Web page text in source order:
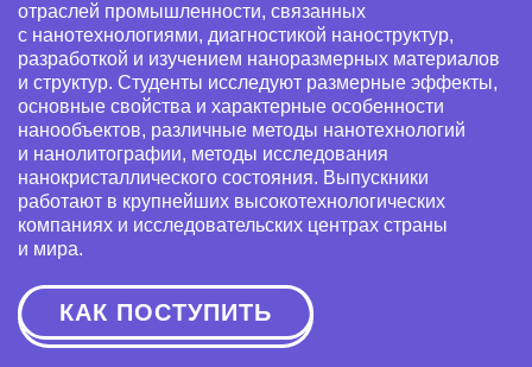
отраслей промышленности, связанных
с нанотехнологиями, диагностикой наноструктур,
разработкой и изучением наноразмерных материалов
и структур. Студенты исследуют размерные эффекты,
основные свойства и характерные особенности
нанообъектов, различные методы нанотехнологий
и нанолитографии, методы исследования
нанокристаллического состояния. Выпускники
работают в крупнейших высокотехнологических
компаниях и исследовательских центрах страны
и мира.
КАК ПОСТУПИТЬ